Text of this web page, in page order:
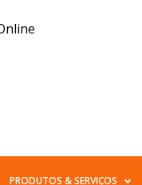
PRODUTOS & SERVIÇOS